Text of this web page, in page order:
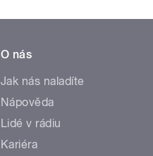
O nás
Jak nás naladíte
Nápověda
Lidé v rádiu
Kariéra